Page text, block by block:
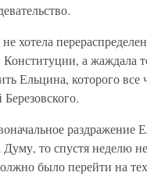
хотела
а жаждала
Ельцина, которого все
раздражение
то спустя неделю
было перейти на